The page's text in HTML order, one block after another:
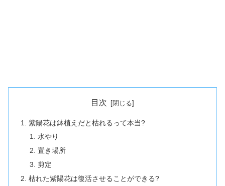
目次
紫陽花は鉢植えだと枯れるって本当?
水やり
置き場所
剪定
枯れた紫陽花は復活させることができる?